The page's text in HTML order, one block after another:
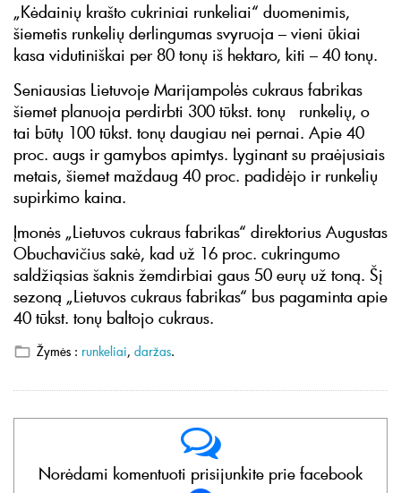
„Kėdainių krašto cukriniai runkeliai“ duomenimis,
šiemetis runkelių derlingumas svyruoja – vieni ūkiai
kasa vidutiniškai per 80 tonų iš hektaro, kiti – 40 tonų.
Seniausias Lietuvoje Marijampolės cukraus fabrikas
šiemet planuoja perdirbti 300 tūkst. tonų runkelių, o
tai būtų 100 tūkst. tonų daugiau nei pernai. Apie 40
proc. augs ir gamybos apimtys. Lyginant su praėjusiais
metais, šiemet maždaug 40 proc. padidėjo ir runkelių
supirkimo kaina.
Įmonės „Lietuvos cukraus fabrikas“ direktorius Augustas
Obuchavičius sakė, kad už 16 proc. cukringumo
saldžiąsias šaknis žemdirbiai gaus 50 eurų už toną. Šį
sezoną „Lietuvos cukraus fabrikas“ bus pagaminta apie
40 tūkst. tonų baltojo cukraus.
Žymės : runkeliai, daržas.
Norėdami komentuoti prisijunkite prie facebook